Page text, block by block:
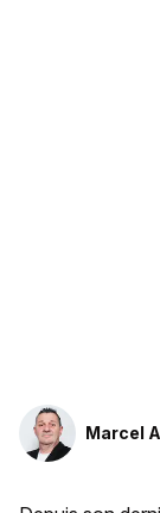
Marcel